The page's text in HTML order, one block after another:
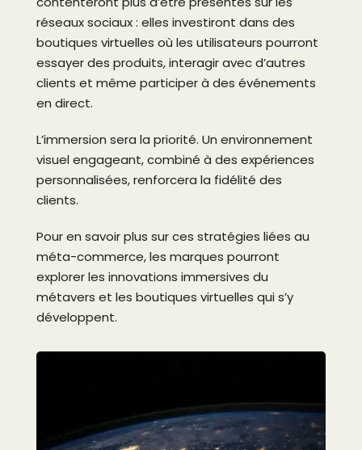
réseaux sociaux : elles investiront dans des
boutiques virtuelles où les utilisateurs pourront
essayer des produits, interagir avec d’autres
clients et même participer à des événements
en direct.
L’immersion sera la priorité. Un environnement
visuel engageant, combiné à des expériences
personnalisées, renforcera la fidélité des
clients.
Pour en savoir plus sur ces stratégies liées au
méta-commerce, les marques pourront
explorer les innovations immersives du
métavers et les boutiques virtuelles qui s’y
développent.